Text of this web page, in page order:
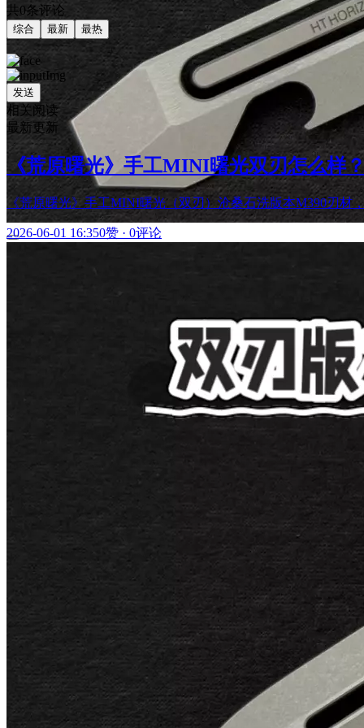
共0条评论
综合 最新 最热
发送
相关阅读
最新更新
《荒原曙光》手工MINI曙光双刃怎么样
《荒原曙光》手工MINI曙光（双刃）沧桑石洗版本M390刃材
2026-06-01 16:350赞 · 0评论